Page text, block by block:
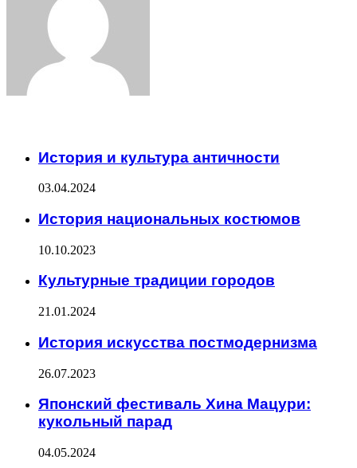
История и культура античности
03.04.2024
История национальных костюмов
10.10.2023
Культурные традиции городов
21.01.2024
История искусства постмодернизма
26.07.2023
Японский фестиваль Хина Мацури:
кукольный парад
04.05.2024